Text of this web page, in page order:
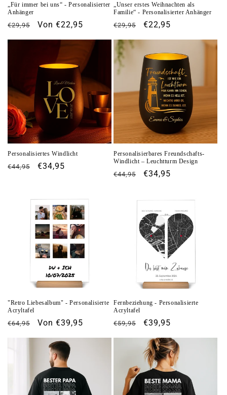
„Für immer bei uns“ - Personalisierter
Anhänger
Normaler
€29,95 Verkaufspreis
Von €22,95
„Unser erstes Weihnachten als
Familie“ - Personalisierter Anhänger
Normaler
€29,95 Verkaufspreis
€22,95
Personalisiertes Windlicht
Normaler
€44,95 Verkaufspreis
€34,95
Personalisierbares Freundschafts-
Windlicht – Leuchtturm Design
Normaler
€44,95 Verkaufspreis
€34,95
"Retro Liebesalbum" - Personalisierte
Acryltafel
Normaler
€64,95 Verkaufspreis
Von €39,95
Fernbeziehung - Personalisierte
Acryltafel
Normaler
€59,95 Verkaufspreis
€39,95